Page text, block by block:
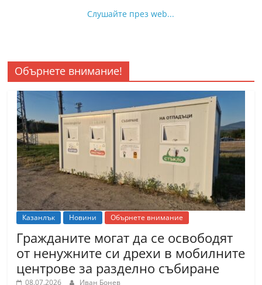
Слушайте през web...
Обърнете внимание!
Казанлък Новини Обърнете внимание
Гражданите могат да се освободят
от ненужните си дрехи в мобилните
центрове за разделно събиране
08.07.2026 Иван Бонев